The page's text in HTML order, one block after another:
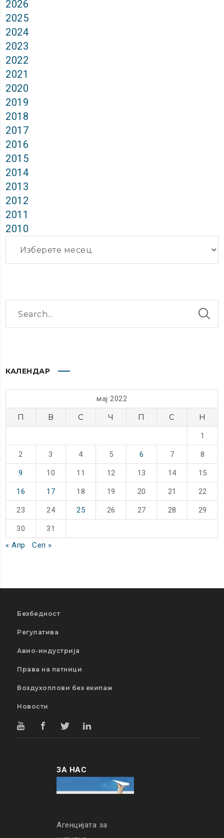
2026
2025
2024
2023
2022
2021
2020
2019
2018
2017
2016
2015
2014
2013
2012
2011
2010
КАЛЕНДАР
мај 2022
П В С Ч П С Н
1
2 3 4 5 6 7 8
9 10 11 12 13 14 15
16 17 18 19 20 21 22
23 24 25 26 27 28 29
30
31
« Апр
Сеп »
Безбедност
Регулатива
Авио-индустрија
Права на патници
Воздухоплови без екипаж
Новости
ЗА НАС
Агенцијата за